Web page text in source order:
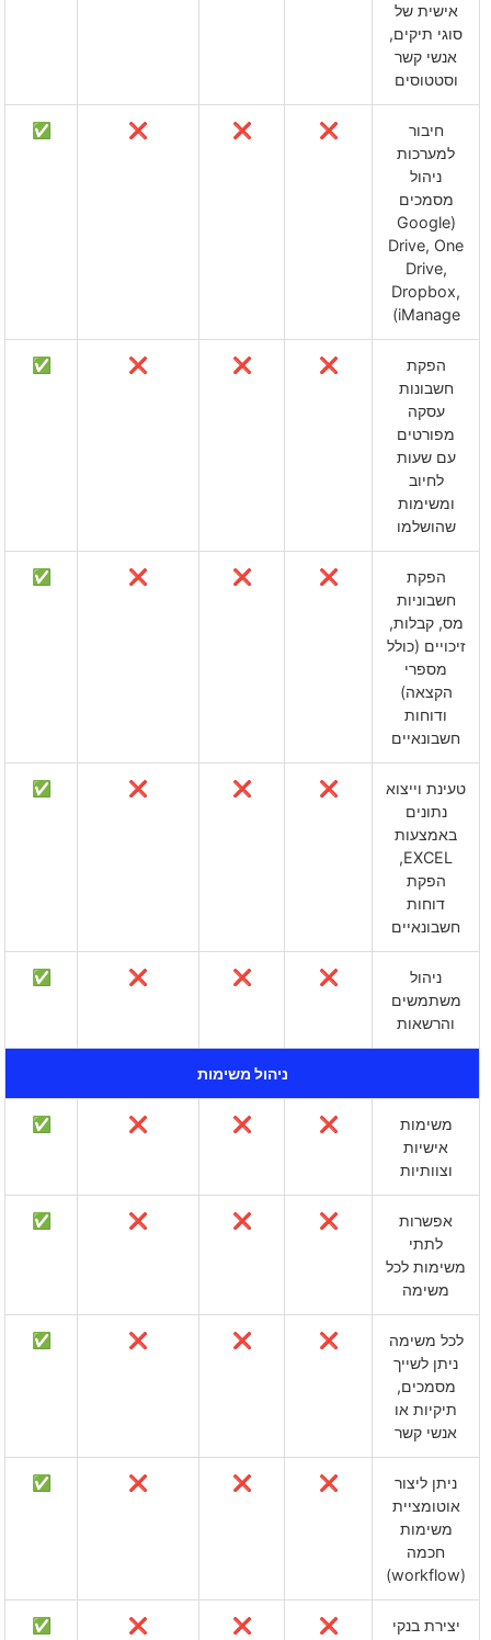
אישית של
סוגי תיקים,
אנשי קשר
וסטטוסים
חיבור
למערכות
ניהול
מסמכים
(Google
Drive, One
Drive,
Dropbox,
iManage)
❌
❌
❌
✅
הפקת
חשבונות
עסקה
מפורטים
עם שעות
לחיוב
ומשימות
שהושלמו
❌
❌
❌
✅
הפקת
חשבוניות
מס, קבלות,
זיכויים (כולל
מספרי
הקצאה)
ודוחות
חשבונאיים
❌
❌
❌
✅
טעינת וייצוא
נתונים
באמצעות
EXCEL,
הפקת
דוחות
חשבונאיים
❌
❌
❌
✅
ניהול
משתמשים
והרשאות
❌
❌
❌
✅
ניהול משימות
משימות
אישיות
וצוותיות
❌
❌
❌
✅
אפשרות
לתתי
משימות לכל
משימה
❌
❌
❌
✅
לכל משימה
ניתן לשייך
מסמכים,
תיקיות או
אנשי קשר
❌
❌
❌
✅
ניתן ליצור
אוטומציית
משימות
חכמה
(workflow)
❌
❌
❌
✅
יצירת בנקי
❌
❌
❌
✅